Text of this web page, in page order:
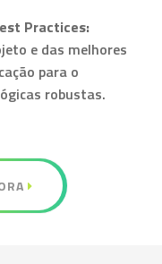
Practices:
e das melhores
para o
robustas.